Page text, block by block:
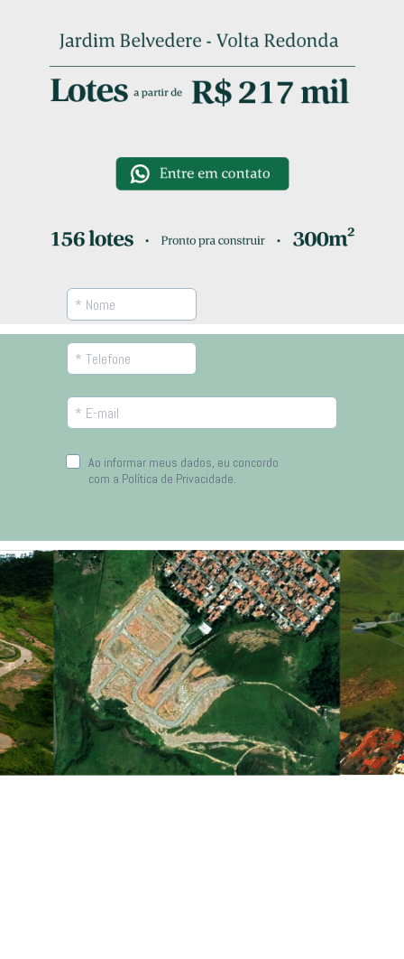
Ao informar meus dados, eu concordo
com a Política de Privacidade.